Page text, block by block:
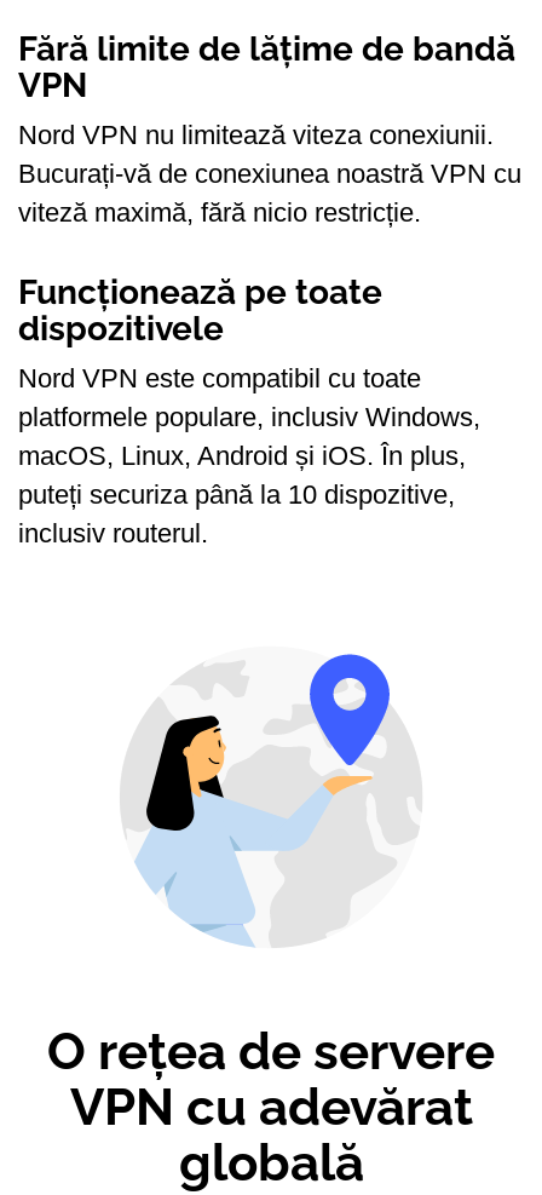
Fără limite de lățime de bandă
VPN
Nord VPN nu limitează viteza conexiunii.
Bucurați-vă de conexiunea noastră VPN cu
viteză maximă, fără nicio restricție.
Funcționează pe toate
dispozitivele
Nord VPN este compatibil cu toate
platformele populare, inclusiv Windows,
macOS, Linux, Android și iOS. În plus,
puteți securiza până la 10 dispozitive,
inclusiv routerul.
O rețea de servere
VPN cu adevărat
globală